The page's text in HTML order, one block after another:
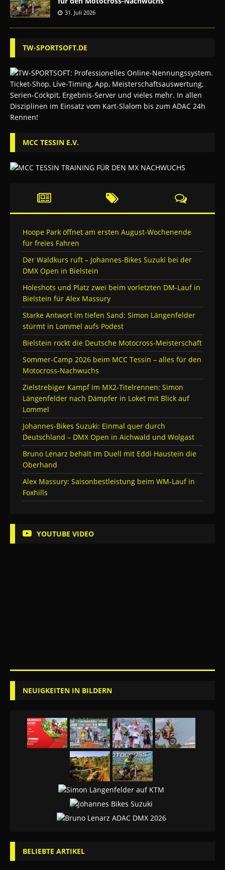
31. Juli 2026
TW-SPORTSOFT.DE
MCC TESSIN E.V.
Hoope Park öffnet am ersten August-Wochenende
für freies Fahren
Der Waldkurs ruft – Johannes-Bikes Suzuki bei der
DMX Open in Bielstein
Holeshots und Platz zwei beim vorletzten DM-Lauf in
Bielstein für Alex Massury
Starke Antwort im tiefen Sand: Simon Längenfelder
stürmt in Lommel aufs Podest
Bielstein rockt die Deutsche Motocross-Meisterschaft
Sommer-Camp 2026 beim MCC Tessin – alles für den
Motocross-Nachwuchs
Zielstrebiger Kampf im MX2-Titelrennen: Simon
Längenfelder nach Dämpfer in Loket mit Blick auf
Lommel
Johannes-Bikes Suzuki: Einmal quer durch
Deutschland – DMX Open in Aichwald und Wolgast
Bruno Lenarz behält im Duell mit Eddi Haustein die
Oberhand
Alex Massury: Saisonbestleistung beim WM-Lauf in
Foxhills
YOUTUBE VIDEO
NEUIGKEITEN IN BILDERN
BELIEBTE ARTIKEL